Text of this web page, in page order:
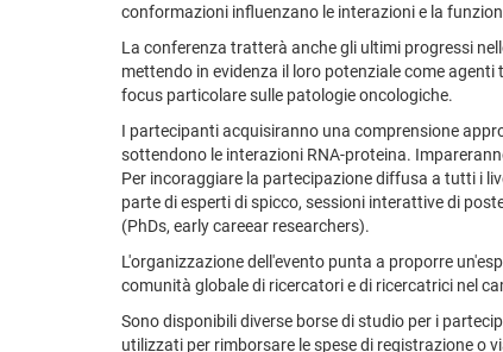
conformazioni influenzano le interazioni e la
La conferenza tratterà anche gli ultimi progressi
mettendo in evidenza il loro potenziale come
focus particolare sulle patologie oncologiche.
I partecipanti acquisiranno una comprensione
sottendono le interazioni RNA-proteina.
Per incoraggiare la partecipazione diffusa a tutti i
parte di esperti di spicco, sessioni interattive di
(PhDs, early careear researchers).
L'organizzazione dell'evento punta a proporre
comunità globale di ricercatori e di ricercatrici nel
Sono disponibili diverse borse di studio per i
utilizzati per rimborsare le spese di registrazione o